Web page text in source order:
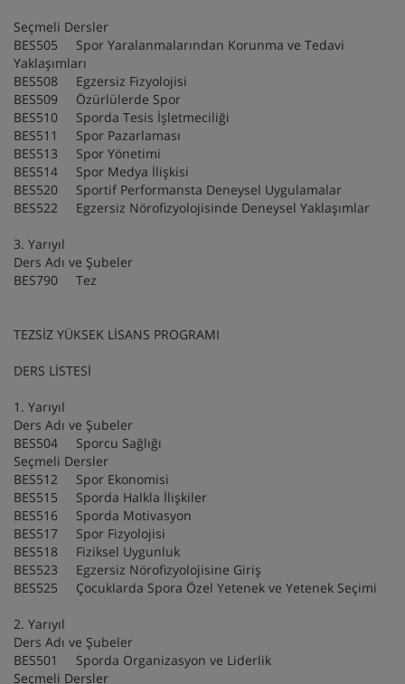
Seçmeli Dersler
BES505 Spor Yaralanmalarından Korunma ve Tedavi
Yaklaşımları
BES508 Egzersiz Fizyolojisi
BES509 Özürlülerde Spor
BES510 Sporda Tesis İşletmeciliği
BES511 Spor Pazarlaması
BES513 Spor Yönetimi
BES514 Spor Medya İlişkisi
BES520 Sportif Performansta Deneysel Uygulamalar
BES522 Egzersiz Nörofizyolojisinde Deneysel Yaklaşımlar
3. Yarıyıl
Ders Adı ve Şubeler
BES790 Tez
TEZSİZ YÜKSEK LİSANS PROGRAMI
DERS LİSTESİ
1. Yarıyıl
Ders Adı ve Şubeler
BES504 Sporcu Sağlığı
Seçmeli Dersler
BES512 Spor Ekonomisi
BES515 Sporda Halkla İlişkiler
BES516 Sporda Motivasyon
BES517 Spor Fizyolojisi
BES518 Fiziksel Uygunluk
BES523 Egzersiz Nörofizyolojisine Giriş
BES525 Çocuklarda Spora Özel Yetenek ve Yetenek Seçimi
2. Yarıyıl
Ders Adı ve Şubeler
BES501 Sporda Organizasyon ve Liderlik
Seçmeli Dersler